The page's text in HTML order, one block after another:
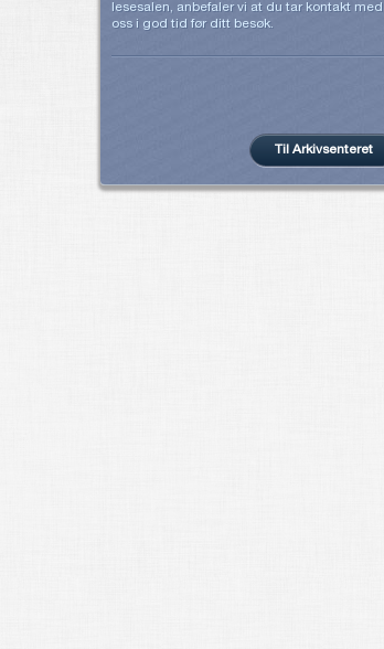
lesesalen, anbefaler vi at du tar kontakt med
oss i god tid før ditt besøk.
Til Arkivsenteret